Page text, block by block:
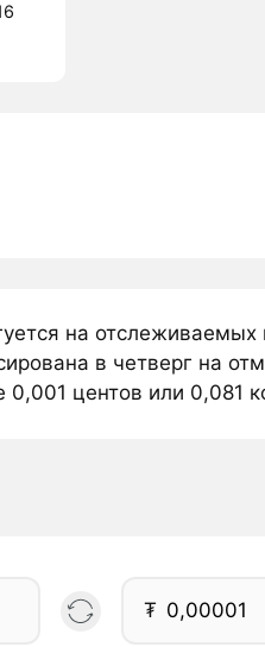
на
в четверг на
центов или 0,081
₮